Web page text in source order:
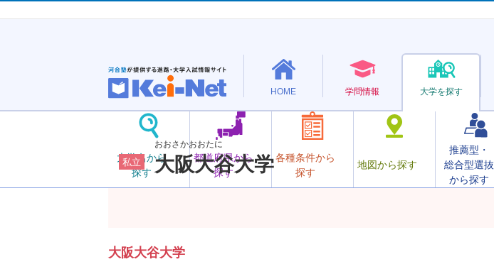
HOME 学問情報 大学を探す
大学名から
探す
都道府県から
探す
各種条件から
探す
地図から探す
推薦型・
総合型選抜
から探す
私立
おおさかおおたに
大阪大谷大学
大阪大谷大学